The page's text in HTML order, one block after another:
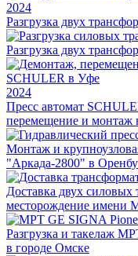
2024
Разгрузка двух
Разгрузка двух
2024
Пресс автомат
перемещение и монтаж
Монтаж и
"Аркада-2800" в
Доставка двух силовых
месторождение имени
Разгрузка и такелаж
в городе Омске